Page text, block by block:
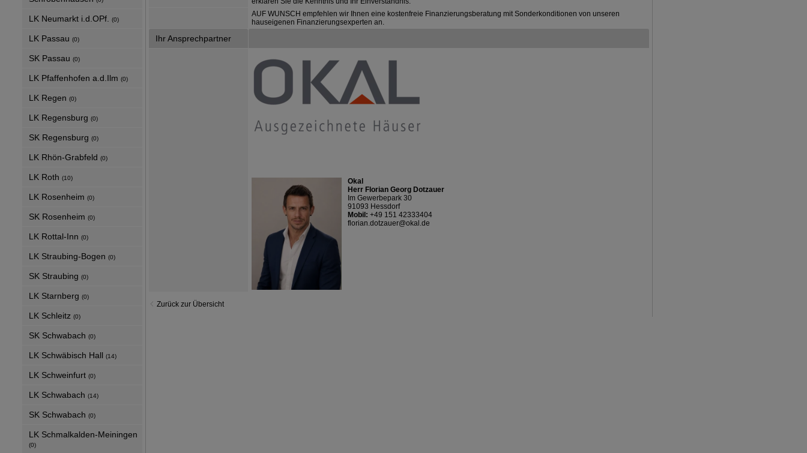
LK Neumarkt i.d.OPf. (0)
LK Passau (0)
SK Passau (0)
LK Pfaffenhofen a.d.Ilm (0)
LK Regen (0)
LK Regensburg (0)
SK Regensburg (0)
LK Rhön-Grabfeld (0)
LK Roth (10)
LK Rosenheim (0)
SK Rosenheim (0)
LK Rottal-Inn (0)
LK Straubing-Bogen (0)
SK Straubing (0)
LK Starnberg (0)
LK Schleitz (0)
SK Schwabach (0)
LK Schwäbisch Hall (14)
LK Schweinfurt (0)
LK Schwabach (14)
SK Schwabach (0)
LK Schmalkalden-Meiningen
(0)
AUF WUNSCH empfehlen wir Ihnen eine kostenfreie Finanzierungsberatung mit Sonderkonditionen von unseren
hauseigenen Finanzierungsexperten an.
Ihr Ansprechpartner
Okal
Herr Florian Georg Dotzauer
Im Gewerbepark 30
91093 Hessdorf
Mobil: +49 151 42333404
florian.dotzauer@okal.de
Zurück zur Übersicht